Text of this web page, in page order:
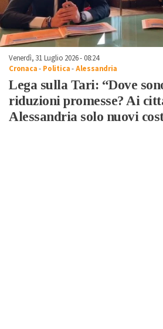
Venerdì, 31 Luglio 2026 - 08:24
Cronaca- Politica-Alessandria
Lega sulla Tari: “Dove
riduzioni promesse? Ai
Alessandria solo nuovi